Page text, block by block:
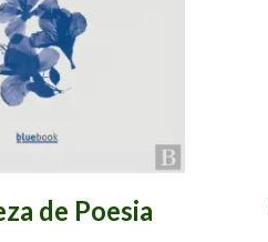
de Poesia